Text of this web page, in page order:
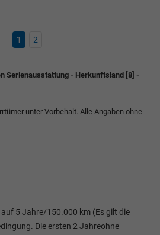
1 2
Serienausstattung - Herkunftsland [8] -
unter Vorbehalt. Alle Angaben ohne
5 Jahre/150.000 km (Es gilt die
Die ersten 2 Jahreohne